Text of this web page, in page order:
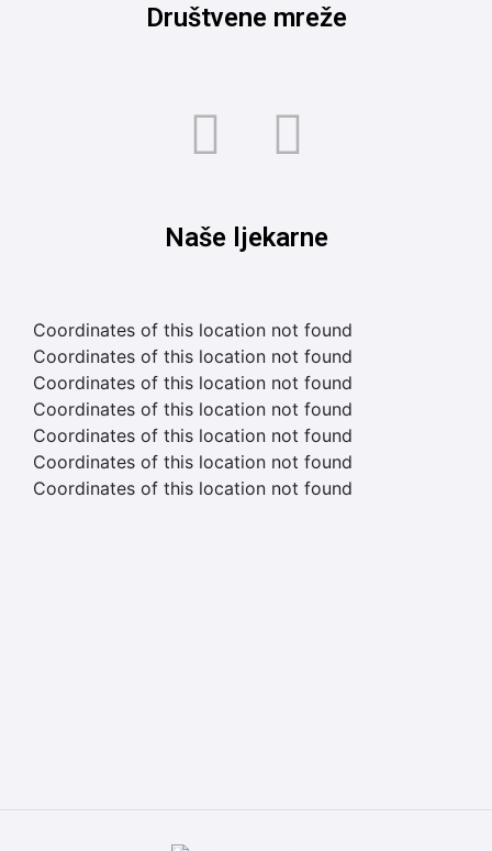
Društvene mreže
Naše ljekarne
Coordinates of this location not found
Coordinates of this location not found
Coordinates of this location not found
Coordinates of this location not found
Coordinates of this location not found
Coordinates of this location not found
Coordinates of this location not found